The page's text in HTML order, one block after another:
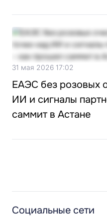
31 мая 2026 17:02
ЕАЭС без розовых
ИИ и сигналы
саммит в Астане
Социальные сети